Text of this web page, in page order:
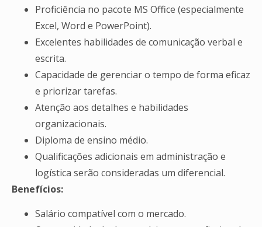
Proficiência no pacote MS Office (especialmente
Excel, Word e PowerPoint).
Excelentes habilidades de comunicação verbal e
escrita.
Capacidade de gerenciar o tempo de forma eficaz
e priorizar tarefas.
Atenção aos detalhes e habilidades
organizacionais.
Diploma de ensino médio.
Qualificações adicionais em administração e
logística serão consideradas um diferencial.
Benefícios:
Salário compatível com o mercado.